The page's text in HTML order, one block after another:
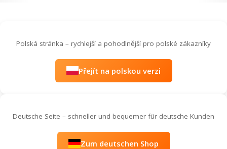
Polská stránka – rychlejší a pohodlnější pro polské zákazníky
Přejít na polskou verzi
Deutsche Seite – schneller und bequemer für deutsche Kunden
Zum deutschen Shop